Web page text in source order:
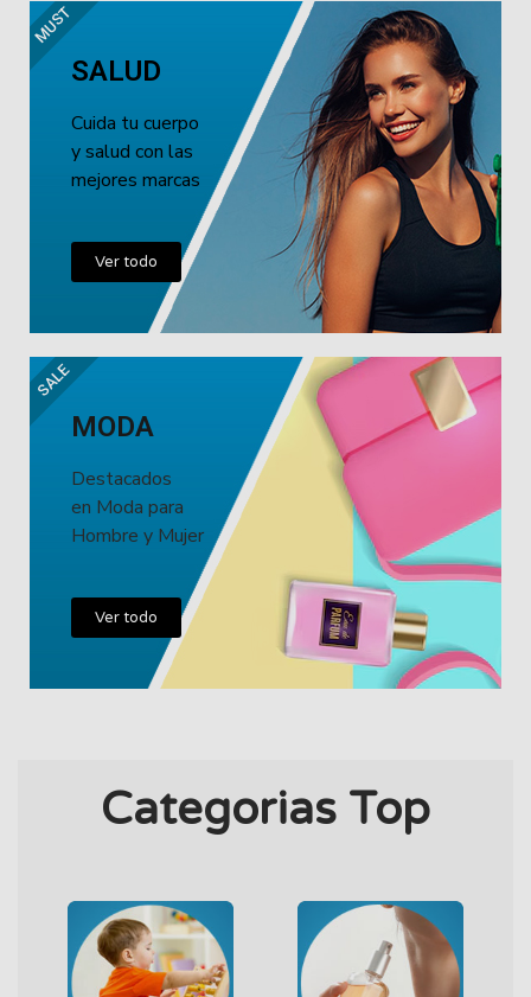
SALUD
Cuida tu cuerpo
y salud con las
mejores marcas
Ver todo
MUST
MODA
Destacados
en Moda para
Hombre y Mujer
Ver todo
SALE
Categorias Top